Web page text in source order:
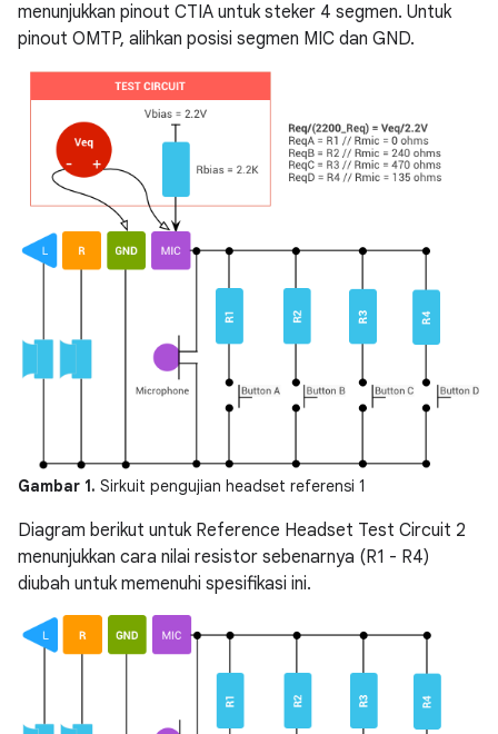
menunjukkan pinout CTIA untuk steker 4 segmen. Untuk
pinout OMTP, alihkan posisi segmen MIC dan GND.
Gambar 1. Sirkuit pengujian headset referensi 1
Diagram berikut untuk Reference Headset Test Circuit 2
menunjukkan cara nilai resistor sebenarnya (R1 - R4)
diubah untuk memenuhi spesifikasi ini.